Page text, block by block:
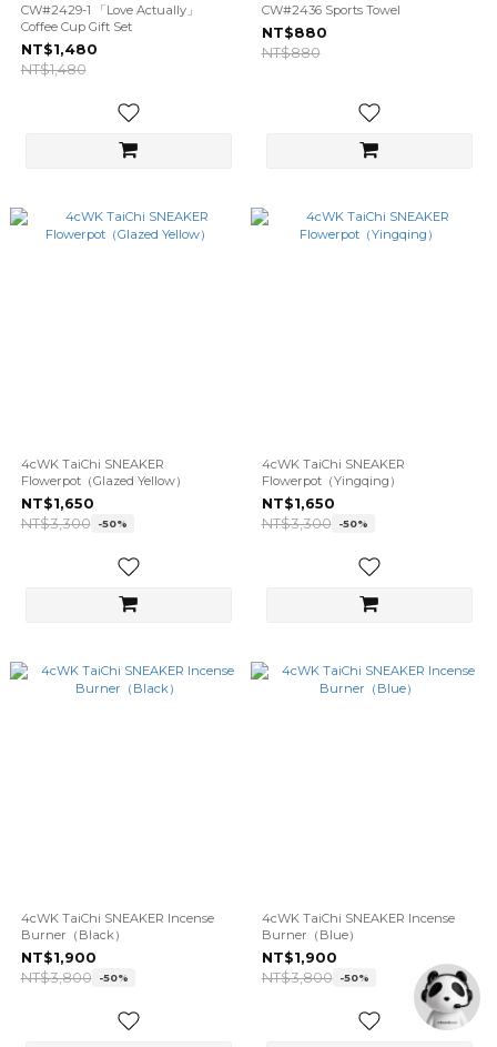
CW#2429-1 「Love Actually」
Coffee Cup Gift Set
NT$1,480
NT$1,480
CW#2436 Sports Towel
NT$880
NT$880
4cWK TaiChi SNEAKER
Flowerpot（Glazed Yellow）
NT$1,650
NT$3,300
-50%
4cWK TaiChi SNEAKER
Flowerpot（Yingqing）
NT$1,650
NT$3,300
-50%
4cWK TaiChi SNEAKER Incense
Burner（Black）
NT$1,900
NT$3,800
-50%
4cWK TaiChi SNEAKER Incense
Burner（Blue）
NT$1,900
NT$3,800
-50%